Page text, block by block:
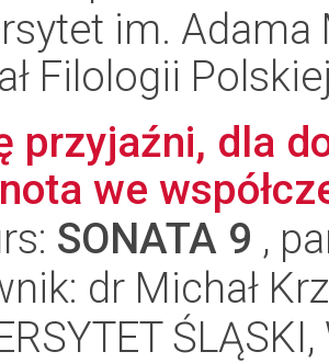
im.
Filologii
przyjaźni, dla
we
SONATA 9 ,
dr Michał